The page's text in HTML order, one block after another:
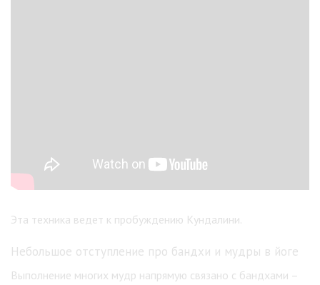
Эта техника ведет к пробуждению Кундалини.
Небольшое отступление про бандхи и мудры в йоге
Выполнение многих мудр напрямую связано с бандхами –